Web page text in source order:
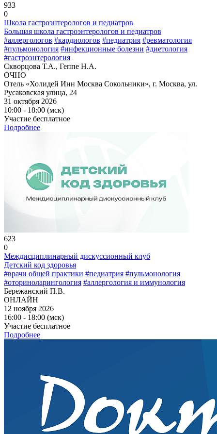
933
0
Школа гастроэнтерологов и педиатров
Большая школа гастроэнтерологов и педиатров
#аллергологов #кардиологов #педиатрия #ревматология
#пульмонология #инфекционные болезни #диетология
#гастроэнтерология
Скворцова Т.А., Геппе Н.А.
ОЧНО
Отель «Холидей Инн Москва Сокольники», г. Москва, ул.
Русаковская улица, 24
31 октября 2026
10:00 - 18:00 (мск)
Участие бесплатное
Подробнее
623
0
Междисциплинарный дискуссионный клуб
Детский код здоровья
#врачи общей практики #педиатрия #пульмонология
#оториноларингология #аллергология и иммунология
Бережанский П.В.
ОНЛАЙН
12 ноября 2026
16:00 - 18:00 (мск)
Участие бесплатное
Подробнее